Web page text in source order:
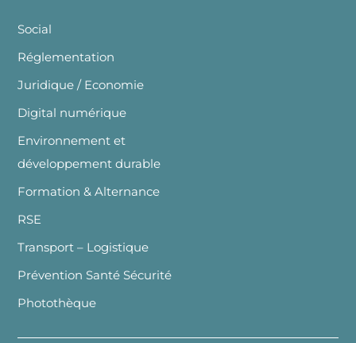
Social
Réglementation
Juridique / Economie
Digital numérique
Environnement et
développement durable
Formation & Alternance
RSE
Transport – Logistique
Prévention Santé Sécurité
Photothèque